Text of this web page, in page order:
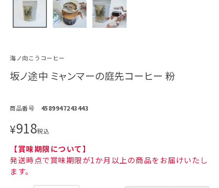
海ノ向こうコーヒー
坂ノ途中 ミャンマーの庭先コーヒー 粉
商品番号 4589947243443
¥918税込
【賞味期限について】
発送時点で賞味期限が1か月以上の商品をお届けいたし
ます。